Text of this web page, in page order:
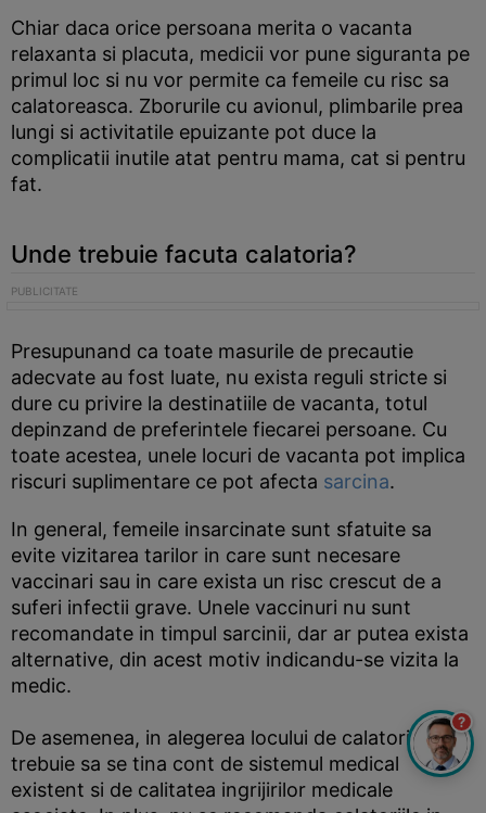
Chiar daca orice persoana merita o vacanta
relaxanta si placuta, medicii vor pune siguranta pe
primul loc si nu vor permite ca femeile cu risc sa
calatoreasca. Zborurile cu avionul, plimbarile prea
lungi si activitatile epuizante pot duce la
complicatii inutile atat pentru mama, cat si pentru
fat.
Unde trebuie facuta calatoria?
Presupunand ca toate masurile de precautie
adecvate au fost luate, nu exista reguli stricte si
dure cu privire la destinatiile de vacanta, totul
depinzand de preferintele fiecarei persoane. Cu
toate acestea, unele locuri de vacanta pot implica
riscuri suplimentare ce pot afecta sarcina.
In general, femeile insarcinate sunt sfatuite sa
evite vizitarea tarilor in care sunt necesare
vaccinari sau in care exista un risc crescut de a
suferi infectii grave. Unele vaccinuri nu sunt
recomandate in timpul sarcinii, dar ar putea exista
alternative, din acest motiv indicandu-se vizita la
medic.
De asemenea, in alegerea locului de calatorie
trebuie sa se tina cont de sistemul medical
existent si de calitatea ingrijirilor medicale
?